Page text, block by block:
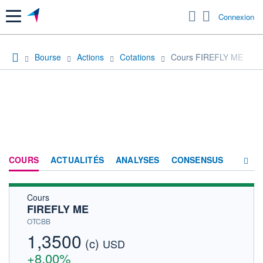
Menu Connexion
Bourse Actions Cotations Cours FIREFLY ME
COURS ACTUALITÉS ANALYSES CONSENSUS
Cours
FIREFLY ME
OTCBB
1,3500 (c) USD
+8,00%